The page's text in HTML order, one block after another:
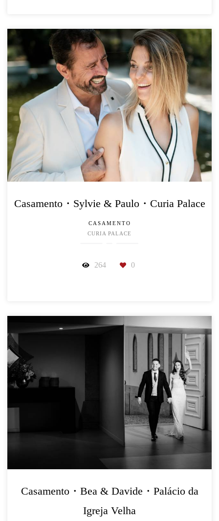
Casamento・Sylvie & Paulo・Curia Palace
CASAMENTO
CURIA PALACE
264 0
Casamento・Bea & Davide・Palácio da
Igreja Velha